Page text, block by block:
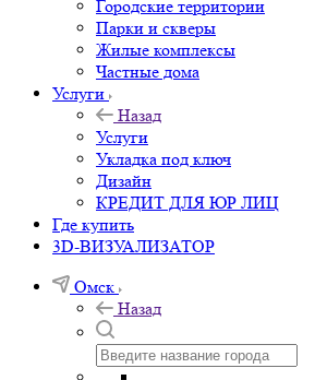
Городские территории
Парки и скверы
Жилые комплексы
Частные дома
Услуги
Назад
Услуги
Укладка под ключ
Дизайн
КРЕДИТ ДЛЯ ЮР ЛИЦ
Где купить
3D-ВИЗУАЛИЗАТОР
Омск
Назад